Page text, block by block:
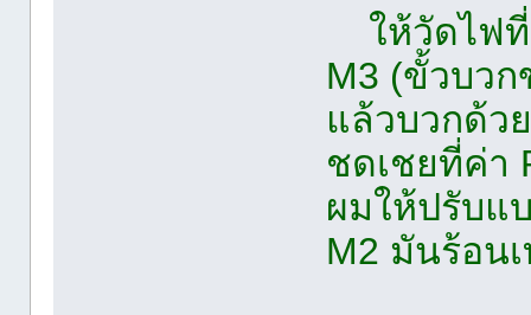
ให้วัดไฟที่
M3 (ขั้วบวก
แล้วบวกด้ว
ชดเชยที่ค่า
ผมให้ปรับแ
M2 มันร้อน